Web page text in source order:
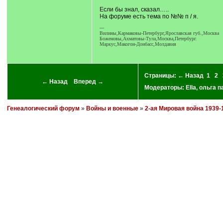
Если бы знал, сказал…..
На форуме есть тема по №№ п / я.
---
Вилины,Кармаковы-Петербург,Ярославская губ.,Москва
Боженовы,Ахматовы-Тула,Москва,Петербург.
Маркус,Макогон-Донбасс,Молдавия
← Назад Вперед →
Страницы: ← Назад 1 2
Модераторы: Ella, ольга
Генеалогический форум » Войны и военные» 2-ая Мировая война 1939-